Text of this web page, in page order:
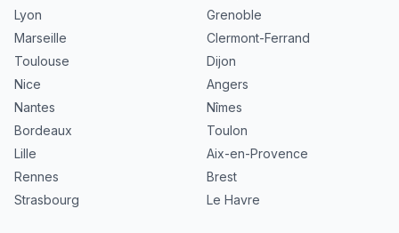
Lyon
Marseille
Toulouse
Nice
Nantes
Bordeaux
Lille
Rennes
Strasbourg
Grenoble
Clermont-Ferrand
Dijon
Angers
Nîmes
Toulon
Aix-en-Provence
Brest
Le Havre